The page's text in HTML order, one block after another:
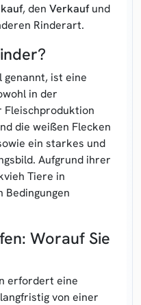
, den Verkaufund
Rinderart.
genannt, ist eine
in der
Fleischproduktion
die weißen Flecken
ein starkes und
Aufgrund ihrer
Tiere in
Worauf Sie
erfordert eine
von einer